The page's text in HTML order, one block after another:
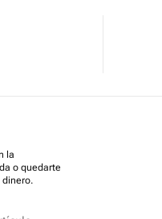
la
o quedarte
dinero.